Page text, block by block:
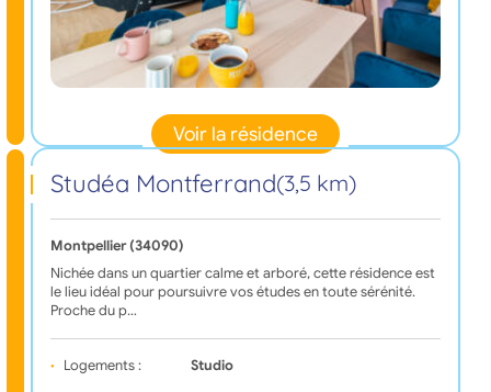
Voir la résidence
Studéa Montferrand(3,5 km)
Montpellier (34090)
Nichée dans un quartier calme et arboré, cette résidence est
le lieu idéal pour poursuivre vos études en toute sérénité.
Proche du p…
Logements : Studio